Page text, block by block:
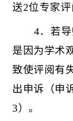
送2位专家评
4．若
是因为学术
致使评阅有
出申诉（申
3）。